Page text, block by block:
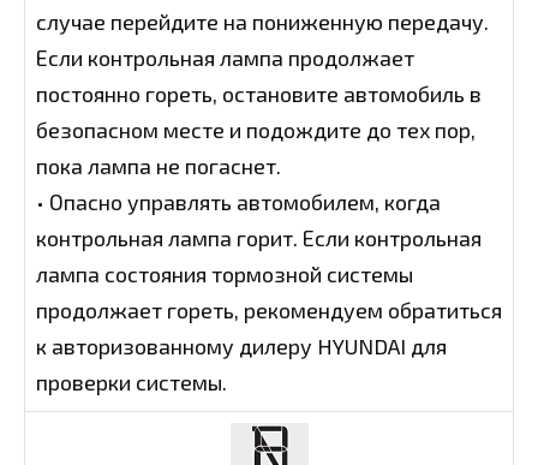
случае перейдите на пониженную передачу.
Если контрольная лампа продолжает
постоянно гореть, остановите автомобиль в
безопасном месте и подождите до тех пор,
пока лампа не погаснет.
• Опасно управлять автомобилем, когда
контрольная лампа горит. Если контрольная
лампа состояния тормозной системы
продолжает гореть, рекомендуем обратиться
к авторизованному дилеру HYUNDAI для
проверки системы.